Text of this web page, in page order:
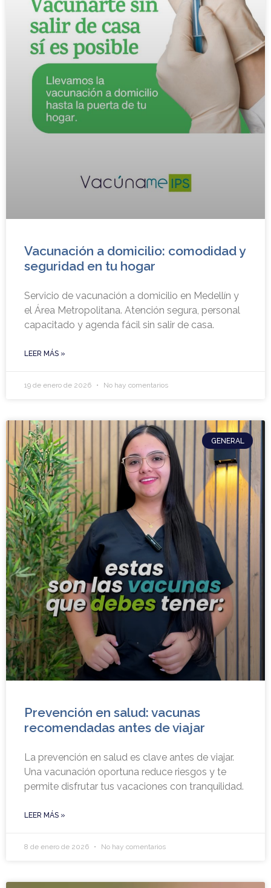
Vacunación a domicilio: comodidad y
seguridad en tu hogar
Servicio de vacunación a domicilio en Medellín y
el Área Metropolitana. Atención segura, personal
capacitado y agenda fácil sin salir de casa.
LEER MÁS »
19 de enero de 2026 No hay comentarios
GENERAL
Prevención en salud: vacunas
recomendadas antes de viajar
La prevención en salud es clave antes de viajar.
Una vacunación oportuna reduce riesgos y te
permite disfrutar tus vacaciones con tranquilidad.
LEER MÁS »
8 de enero de 2026 No hay comentarios